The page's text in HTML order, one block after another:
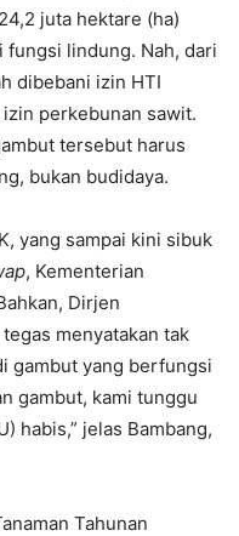
juta hektare (ha)
fungsi lindung. Nah, dari
dibebani izin HTI
perkebunan sawit.
tersebut harus
bukan budidaya.
yang sampai kini sibuk
, Kementerian
Dirjen
menyatakan tak
gambut yang berfungsi
gambut, kami tunggu
habis,” jelas Bambang,
Tahunan